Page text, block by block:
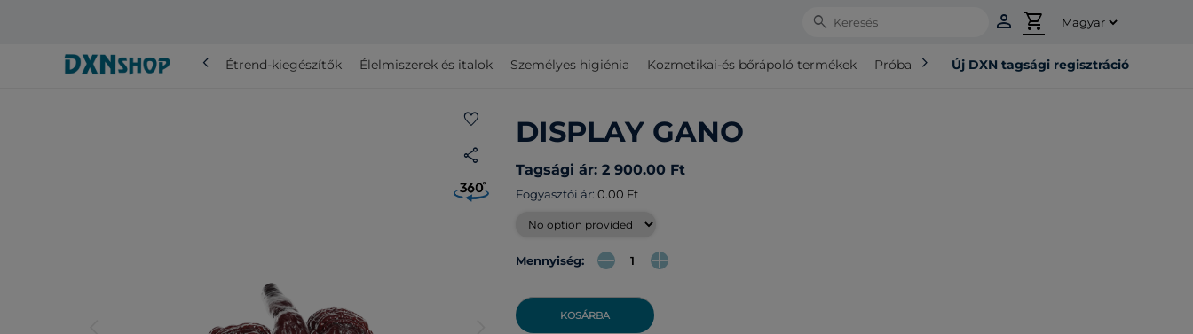
Search person shopping_cart
chevron_left chevron_right
Összes Étrend-kiegészítők Élelmiszerek és italok Személyes higiénia Kozmetikai-és bőrápoló termékek Próba csomagÚj DXN tagsági regisztráció
favorite
share
DISPLAY GANO
Tagsági ár: 2 900.00 Ft
Fogyasztói ár: 0.00 Ft
Mennyiség:
KOSÁRBA